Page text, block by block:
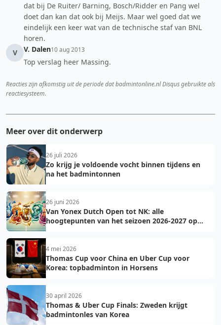
dat bij De Ruiter/ Barning, Bosch/Ridder en Pang wel
doet dan kan dat ook bij Meijs. Maar wel goed dat we
eindelijk een keer wat van de technische staf van BNL
horen.
V
V. Dalen10 aug 2013
Top verslag heer Massing.
Reacties zijn afkomstig uit de periode dat badmintonline.nl Disqus gebruikte als
reactiesysteem.
Meer over dit onderwerp
26 juli 2026
Zo krijg je voldoende vocht binnen tijdens en
na het badmintonnen
26 juni 2026
Van Yonex Dutch Open tot NK: alle
hoogtepunten van het seizoen 2026-2027 op
4 mei 2026
Thomas Cup voor China en Uber Cup voor
Korea: topbadminton in Horsens
30 april 2026
Thomas & Uber Cup Finals: Zweden krijgt
badmintonles van Korea